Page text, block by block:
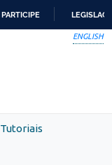
PARTICIPE
ENGLISH
Tutoriais